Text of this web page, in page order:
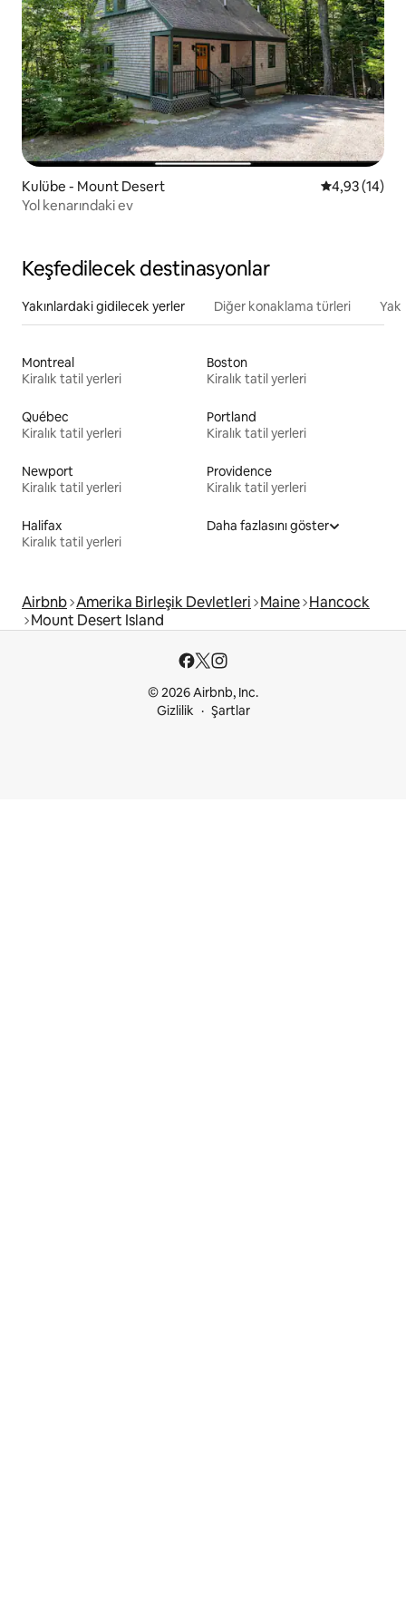
Kulübe - Mount Desert 5 üzerinden
4,93 (14)
Yol kenarındaki ev
Keşfedilecek destinasyonlar
Yakınlardaki gidilecek yerler Diğer konaklama türleri
Montreal
Kiralık tatil yerleri
Boston
Kiralık tatil yerleri
Québec
Kiralık tatil yerleri
Portland
Kiralık tatil yerleri
Newport
Kiralık tatil yerleri
Providence
Kiralık tatil yerleri
Halifax
Kiralık tatil yerleri
Daha fazlasını göster
Airbnb Amerika Birleşik Devletleri Maine Hancock
Mount Desert Island
© 2026 Airbnb, Inc.
Gizlilik
Şartlar